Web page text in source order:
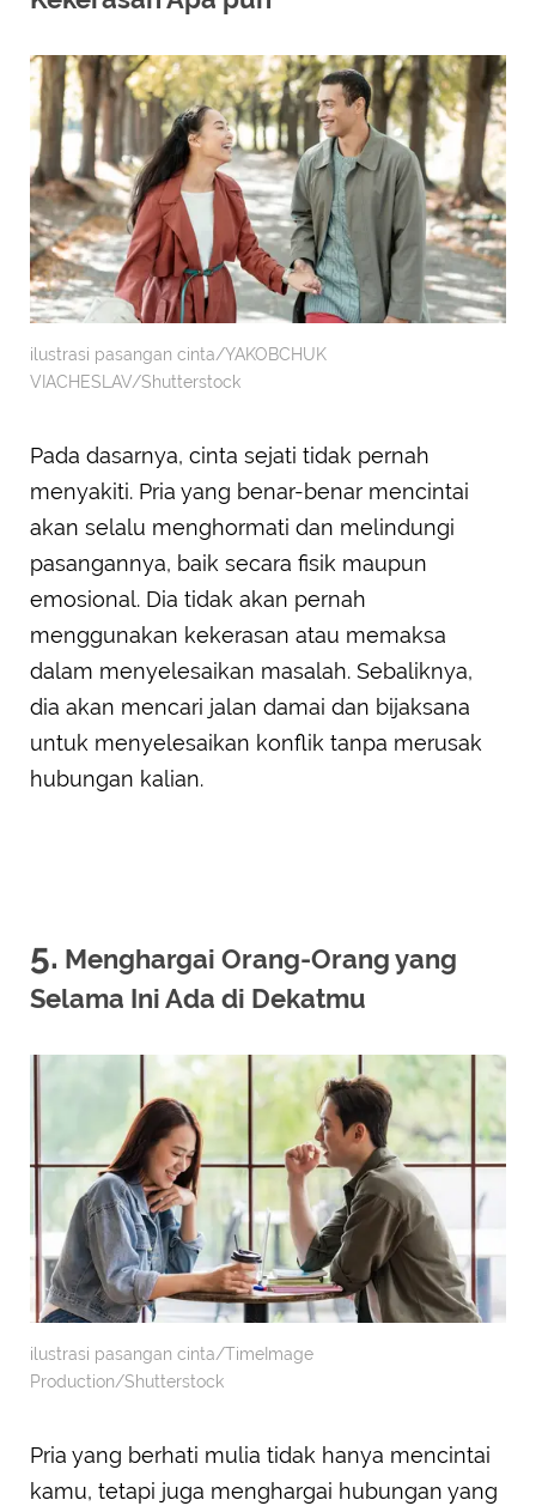
ilustrasi pasangan cinta/YAKOBCHUK
VIACHESLAV/Shutterstock
Pada dasarnya, cinta sejati tidak pernah
menyakiti. Pria yang benar-benar mencintai
akan selalu menghormati dan melindungi
pasangannya, baik secara fisik maupun
emosional. Dia tidak akan pernah
menggunakan kekerasan atau memaksa
dalam menyelesaikan masalah. Sebaliknya,
dia akan mencari jalan damai dan bijaksana
untuk menyelesaikan konflik tanpa merusak
hubungan kalian.
5. Menghargai Orang-Orang yang
Selama Ini Ada di Dekatmu
ilustrasi pasangan cinta/TimeImage
Production/Shutterstock
Pria yang berhati mulia tidak hanya mencintai
kamu, tetapi juga menghargai hubungan yang